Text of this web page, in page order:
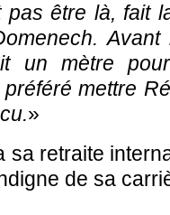
être là, fait
un mètre pour
mettre
»
sa retraite
de sa